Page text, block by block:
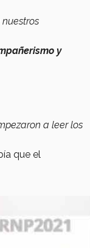
y
a leer los
que el